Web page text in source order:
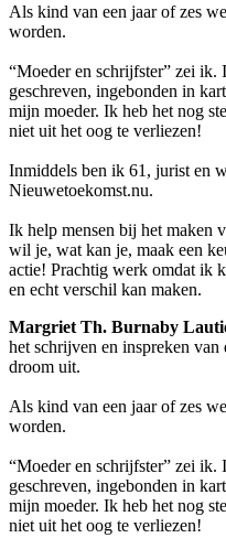
Als kind van een jaar of zes
worden.
“Moeder en schrijfster” zei ik.
geschreven, ingebonden in
mijn moeder. Ik heb het nog
niet uit het oog te verliezen!
Inmiddels ben ik 61, jurist en
Nieuwetoekomst.nu.
Ik help mensen bij het maken
wil je, wat kan je, maak een
actie! Prachtig werk omdat ik
en echt verschil kan maken.
Margriet Th. Burnaby
het schrijven en inspreken van
droom uit.
Als kind van een jaar of zes
worden.
“Moeder en schrijfster” zei ik.
geschreven, ingebonden in
mijn moeder. Ik heb het nog
niet uit het oog te verliezen!